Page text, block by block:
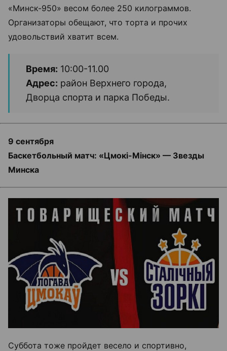
«Минск-950» весом более 250 килограммов.
Организаторы обещают, что торта и прочих
удовольствий хватит всем.
Время: 10:00-11.00
Адрес: район Верхнего города,
Дворца спорта и парка Победы.
9 сентября
Баскетбольный матч: «Цмокі-Мінск» — Звезды
Минска
Суббота тоже пройдет весело и спортивно,